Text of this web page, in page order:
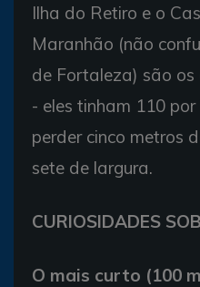
Ilha do Retiro e o
Maranhão (não
de Fortaleza) são
- eles tinham 110
perder cinco metros
sete de largura.
CURIOSIDADES
O mais curto (100